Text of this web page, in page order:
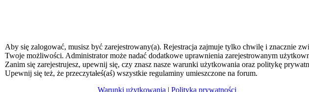
Aby się zalogować, musisz być zarejestrowany(a). Rejestracja zajmuje tylko chwilę i znacznie
Twoje możliwości. Administrator może nadać dodatkowe uprawnienia zarejestrowanym
Zanim się zarejestrujesz, upewnij się, czy znasz nasze warunki użytkowania oraz politykę
Upewnij się też, że przeczytałeś(aś) wszystkie regulaminy umieszczone na forum.
Warunki użytkowania | Polityka prywatności